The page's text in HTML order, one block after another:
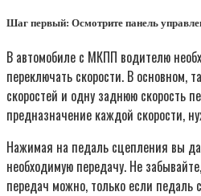
Шаг первый: Осмотрите панель
В автомобиле с МКПП водителю
переключать скорости. В
скоростей и одну заднюю скорость
предназначение каждой скорости,
Нажимая на педаль сцепления вы
необходимую передачу. Не
передач можно, только если